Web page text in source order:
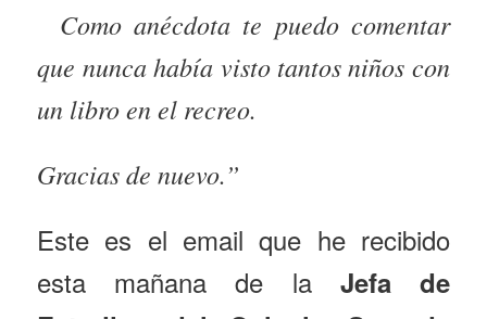
Como anécdota te puedo comentar
que nunca había visto tantos niños con
un libro en el recreo.
Gracias de nuevo.”
Este es el email que he recibido
esta mañana de la Jefa de